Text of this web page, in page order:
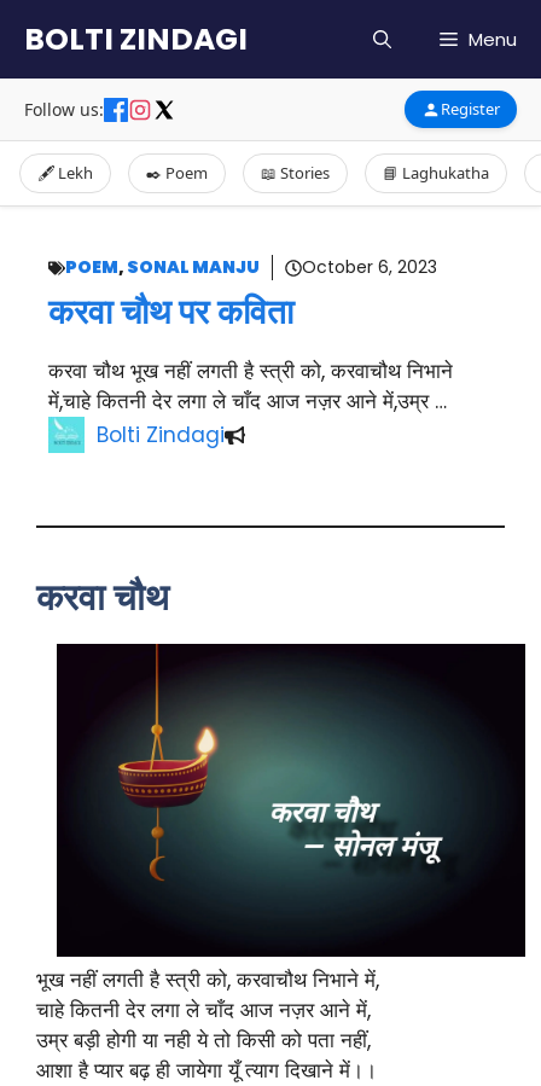
content
BOLTI ZINDAGI Menu
Follow us: Register
🖋️ Lekh ✒️ Poem 📖 Stories 📘 Laghukatha
POEM, SONAL MANJU October 6, 2023
करवा चौथ पर कविता
करवा चौथ भूख नहीं लगती है स्त्री को, करवाचौथ निभाने
में,चाहे कितनी देर लगा ले चाँद आज नज़र आने में,उम्र …
Bolti Zindagi
करवा चौथ
भूख नहीं लगती है स्त्री को, करवाचौथ निभाने में,
चाहे कितनी देर लगा ले चाँद आज नज़र आने में,
उम्र बड़ी होगी या नही ये तो किसी को पता नहीं,
आशा है प्यार बढ़ ही जायेगा यूँ त्याग दिखाने में।।